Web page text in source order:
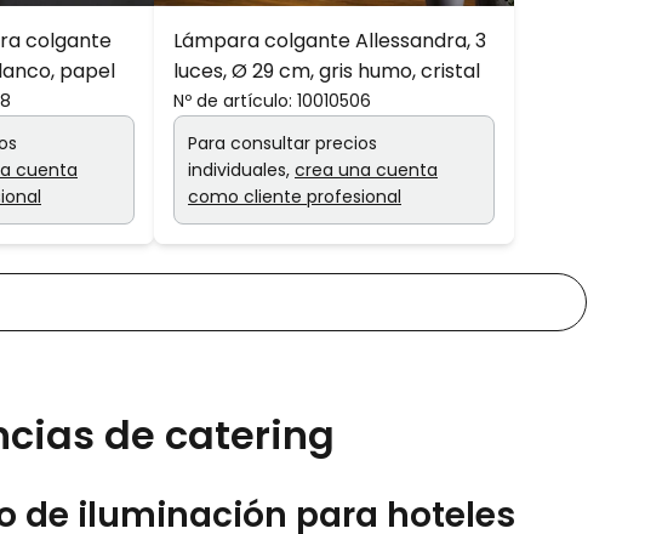
colgante
papel
cuenta
Lámpara colgante Allessandra, 3
luces, Ø 29 cm, gris humo, cristal
Nº de artículo: 10010506
Para consultar precios
individuales, crea una cuenta
como cliente profesional
de catering
de iluminación para hoteles